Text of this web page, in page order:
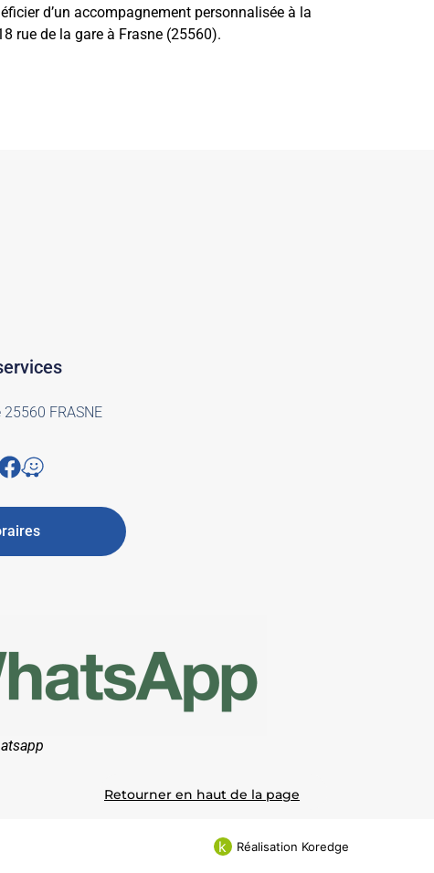
d’un accompagnement personnalisée à la
rue de la gare à Frasne (25560).
FRASNE
Retourner en haut de la page
k Réalisation Koredge